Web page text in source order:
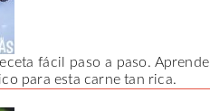
fácil paso a paso.
para esta carne tan rica.